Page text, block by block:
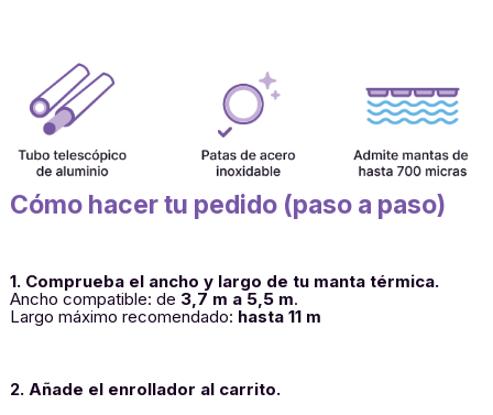
Cómo hacer tu pedido (paso a paso)
1. Comprueba el ancho y largo de tu manta térmica.
Ancho compatible: de 3,7 m a 5,5 m.
Largo máximo recomendado: hasta 11 m
2. Añade el enrollador al carrito.